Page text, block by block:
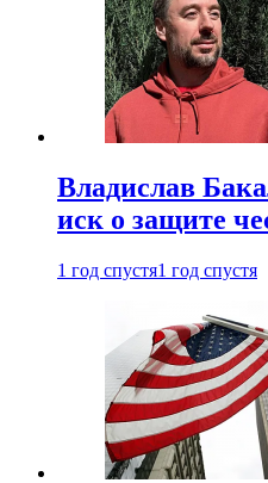
Владислав
иск о защите
1 год спустя1 год спустя